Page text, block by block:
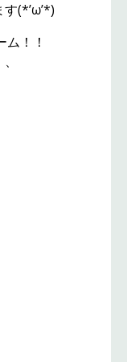
(*’ω’*)
！！